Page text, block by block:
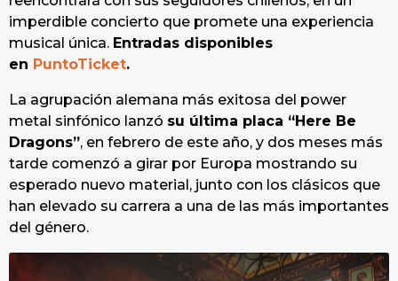
imperdible concierto que promete una experiencia
musical única. Entradas disponibles
en PuntoTicket.
La agrupación alemana más exitosa del power
metal sinfónico lanzó su última placa “Here Be
Dragons”, en febrero de este año, y dos meses más
tarde comenzó a girar por Europa mostrando su
esperado nuevo material, junto con los clásicos que
han elevado su carrera a una de las más importantes
del género.